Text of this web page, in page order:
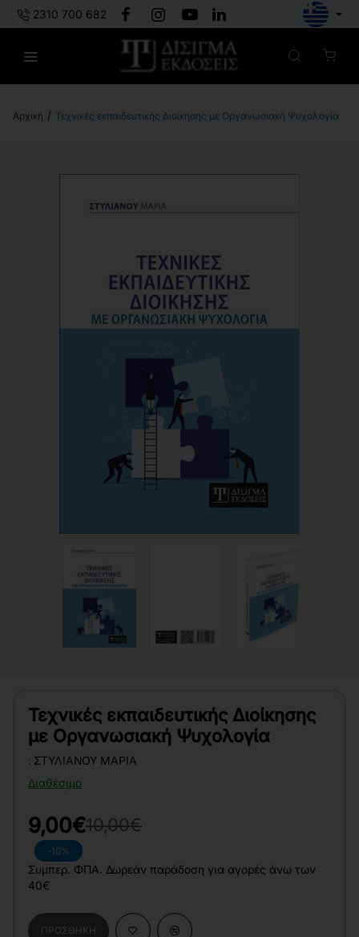
2310 700 682
Τεχνικές εκπαιδευτικής Διοίκησης με Οργανωσιακή Ψυχολογία
Τεχνικές εκπαιδευτικής Διοίκησης
με Οργανωσιακή Ψυχολογία
Διαθέσιμο
: ΣΤΥΛΙΑΝΟΎ ΜΑΡΊΑ
-10%
9,00€10,00€
Συμπερ. ΦΠΑ. Δωρεάν παράδοση για αγορές άνω των
40€
ΠΡΟΣΘΉΚΗ